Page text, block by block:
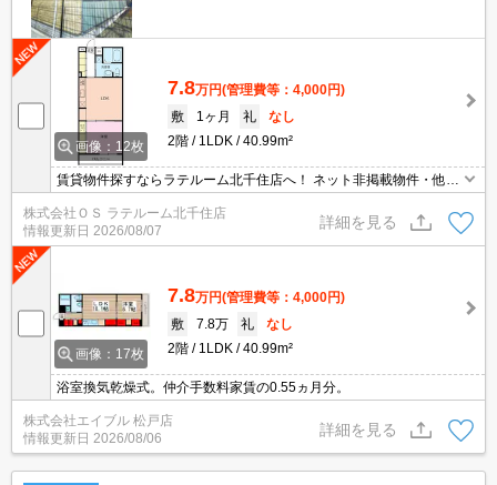
画像：12枚
7.8万円(管理費等：4,000円)
敷
1ヶ月 礼
なし
2階
1LDK 40.99m²
賃貸物件探すならラテルーム北千住店へ！ ネット非掲載物件・他社
様の物件もまとめてご案内いたします！！
株式会社ＯＳ ラテルーム北千住店
情報更新日 2026/08/07
詳細を見る
画像：17枚
7.8万円(管理費等：4,000円)
敷
7.8万 礼
なし
2階
1LDK 40.99m²
浴室換気乾燥式。仲介手数料家賃の0.55ヵ月分。
株式会社エイブル 松戸店
情報更新日 2026/08/06
詳細を見る